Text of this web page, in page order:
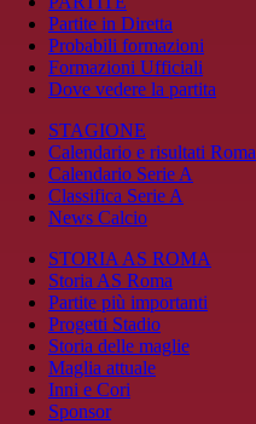
Partite in Diretta
Probabili formazioni
Formazioni Ufficiali
Dove vedere la partita
STAGIONE
Calendario e risultati Roma
Calendario Serie A
Classifica Serie A
News Calcio
STORIA AS ROMA
Storia AS Roma
Partite più importanti
Progetti Stadio
Storia delle maglie
Maglia attuale
Inni e Cori
Sponsor